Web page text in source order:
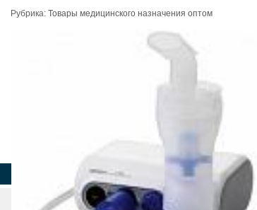
Рубрика: Товары медицинского назначения оптом